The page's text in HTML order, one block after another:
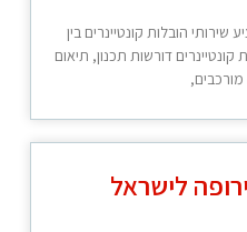
שירותי הובלות קונטיינרים בין
דורשות תכנון, תיאום
מורכבים,
לישראל